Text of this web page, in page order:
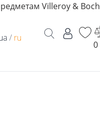
Villeroy & Boch
/ ru
0